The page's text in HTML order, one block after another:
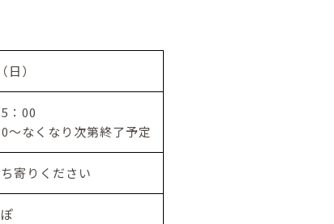
）
：00
なくなり次第終了予定
寄りください